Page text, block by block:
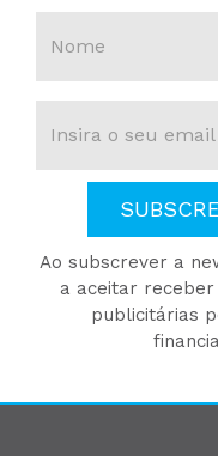
Ao subscrever a
a aceitar
publicitárias